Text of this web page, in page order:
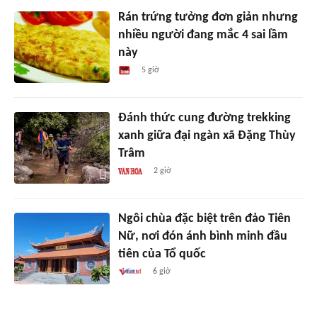
Rán trứng tưởng đơn giản nhưng
nhiều người đang mắc 4 sai lầm
này
5 giờ
Đánh thức cung đường trekking
xanh giữa đại ngàn xã Đặng Thùy
Trâm
2 giờ
Ngôi chùa đặc biệt trên đảo Tiên
Nữ, nơi đón ánh bình minh đầu
tiên của Tổ quốc
6 giờ